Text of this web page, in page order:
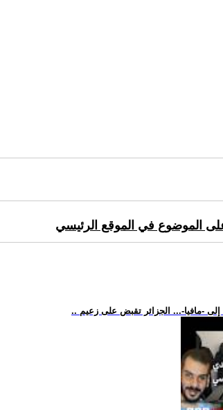
الموضوع في الموقع الرئيسي
إلى -مافيا-... الجزائر تقبض على زعيم